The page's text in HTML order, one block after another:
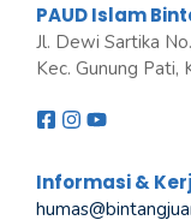
PAUD Islam
Jl. Dewi Sartika
Kec. Gunung Pati,
Informasi &